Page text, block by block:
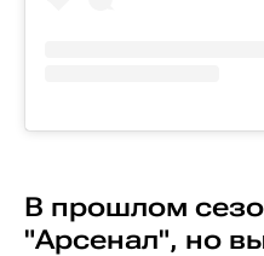
В прошлом
"Арсенал", но